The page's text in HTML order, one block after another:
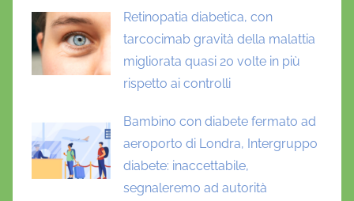
Retinopatia diabetica, con
tarcocimab gravità della malattia
migliorata quasi 20 volte in più
rispetto ai controlli
Bambino con diabete fermato ad
aeroporto di Londra, Intergruppo
diabete: inaccettabile,
segnaleremo ad autorità